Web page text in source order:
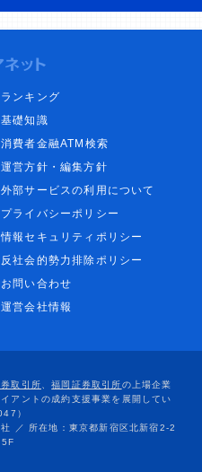
ランキング
基礎知識
消費者金融ATM検索
運営方針・編集方針
外部サービスの利用について
プライバシーポリシー
情報セキュリティポリシー
反社会的勢力排除ポリシー
お問い合わせ
運営会社情報